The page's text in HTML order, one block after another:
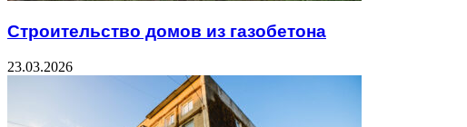
Строительство домов из газобетона
23.03.2026